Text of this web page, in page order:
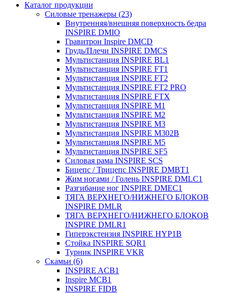
Каталог продукции
Силовые тренажеры (23)
Внутренняя/внешняя поверхность бедра
INSPIRE DMIO
Гравитрон Inspire DMCD
Грудь/Плечи INSPIRE DMCS
Мультистанция INSPIRE BL1
Мультистанция INSPIRE FT1
Мультистанция INSPIRE FT2
Мультистанция INSPIRE FT2 PRO
Мультистанция INSPIRE FTX
Мультистанция INSPIRE M1
Мультистанция INSPIRE M2
Мультистанция INSPIRE M3
Мультистанция INSPIRE M302B
Мультистанция INSPIRE M5
Мультистанция INSPIRE SF5
Силовая рама INSPIRE SCS
Бицепс / Трицепс INSPIRE DMBT1
Жим ногами / Голень INSPIRE DMLC1
Разгибание ног INSPIRE DMEC1
ТЯГА ВЕРХНЕГО/НИЖНЕГО БЛОКОВ
INSPIRE DMLR
ТЯГА ВЕРХНЕГО/НИЖНЕГО БЛОКОВ
INSPIRE DMLR1
Гиперэкстензия INSPIRE HYP1B
Стойка INSPIRE SQR1
Турник INSPIRE VKR
Скамьи (6)
INSPIRE ACB1
Inspire MCB1
INSPIRE FIDB